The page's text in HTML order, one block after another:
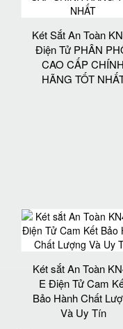
Két Sắt An Toàn
Điện Tử PHÂN
CAO CẤP CHÍNH
HÃNG TỐT
Két sắt An Toàn
E Điện Tử Cam
Bảo Hành Chất
Và Uy Tín